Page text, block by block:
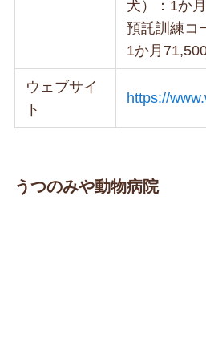
犬）：1か
預託訓練コ
1か月
ウェブサイ
ト
https://
うつのみや動物病院